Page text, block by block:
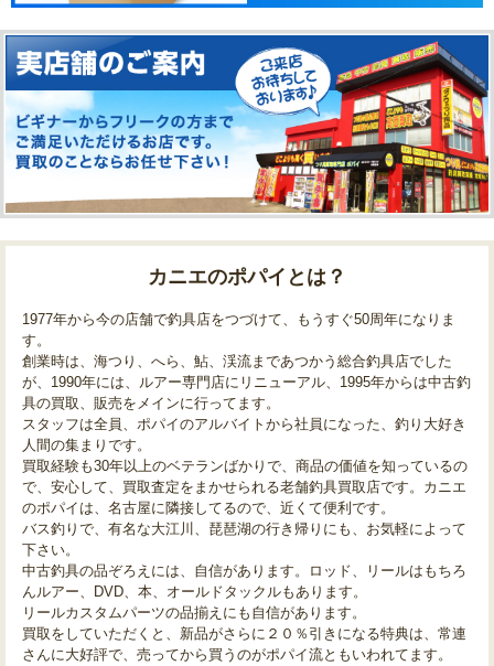
カニエのポパイとは？
1977年から今の店舗で釣具店をつづけて、もうすぐ50周年になりま
す。
創業時は、海つり、へら、鮎、渓流まであつかう総合釣具店でした
が、1990年には、ルアー専門店にリニューアル、1995年からは中古釣
具の買取、販売をメインに行ってます。
スタッフは全員、ポパイのアルバイトから社員になった、釣り大好き
人間の集まりです。
買取経験も30年以上のベテランばかりで、商品の価値を知っているの
で、安心して、買取査定をまかせられる老舗釣具買取店です。カニエ
のポパイは、名古屋に隣接してるので、近くて便利です。
バス釣りで、有名な大江川、琵琶湖の行き帰りにも、お気軽によって
下さい。
中古釣具の品ぞろえには、自信があります。ロッド、リールはもちろ
んルアー、DVD、本、オールドタックルもあります。
リールカスタムパーツの品揃えにも自信があります。
買取をしていただくと、新品がさらに２０％引きになる特典は、常連
さんに大好評で、売ってから買うのがポパイ流ともいわれてます。